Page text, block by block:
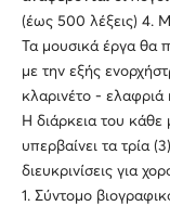
(έως 500 λέξεις) 4.
Τα μουσικά έργα θα
με την εξής
κλαρινέτο - ελαφριά
Η διάρκεια του
υπερβαίνει τα τρία
διευκρινίσεις για
1. Σύντομο